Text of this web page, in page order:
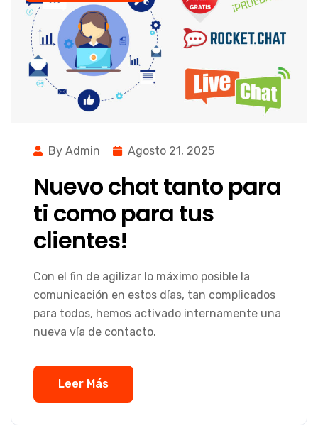
By Admin Agosto 21, 2025
Nuevo chat tanto para
ti como para tus
clientes!
Con el fin de agilizar lo máximo posible la
comunicación en estos días, tan complicados
para todos, hemos activado internamente una
nueva vía de contacto.
Leer Más